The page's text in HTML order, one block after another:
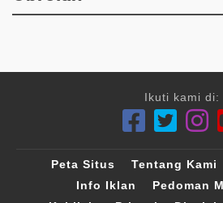
Ikuti kami di:
Peta Situs Tentang Kami
Info Iklan
Pedoman